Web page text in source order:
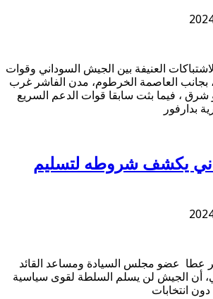
العنيفة بين الجيش السوداني وقوات
بجانب العاصمة الخرطوم، مدن الفاشر غرب
شرق ، فيما بثت سابقا قوات الدعم السريع
بدارفور
يكشف شروطه لتسليم
عطا عضو مجلس السيادة ومساعد القائد
أن الجيش لن يسلم السلطة لقوى سياسية
انتخابات